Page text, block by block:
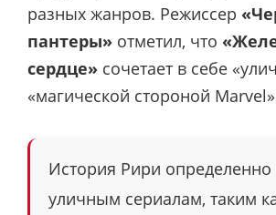
разных жанров. Режиссер
пантеры» отметил, что
сердце» сочетает в себе
«магической стороной
История Рири
уличным сериалам, таким